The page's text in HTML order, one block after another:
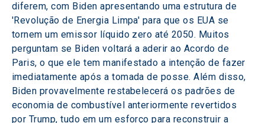
diferem, com Biden apresentando uma estrutura de
'Revolução de Energia Limpa' para que os EUA se
tornem um emissor líquido zero até 2050. Muitos
perguntam se Biden voltará a aderir ao Acordo de
Paris, o que ele tem manifestado a intenção de fazer
imediatamente após a tomada de posse. Além disso,
Biden provavelmente restabelecerá os padrões de
economia de combustível anteriormente revertidos
por Trump, tudo em um esforço para reconstruir a